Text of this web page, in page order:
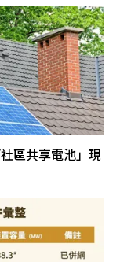
區共享電池」現